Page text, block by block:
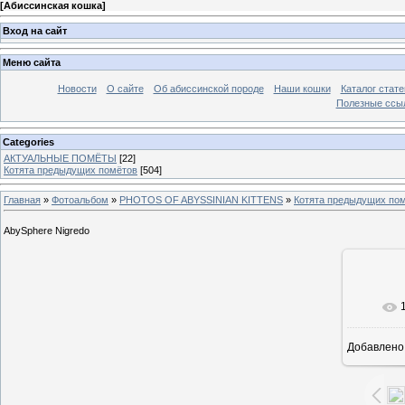
[Абиссинская кошка]
Вход на сайт
Меню сайта
Новости О сайте Об абиссинской породе Наши кошки
Каталог
Полезные
Categories
АКТУАЛЬНЫЕ ПОМЁТЫ [22]
Котята предыдущих помётов [504]
Главная » Фотоальбом » PHOTOS OF ABYSSINIAN KITTENS » Котята предыдущих
AbySphere Nigredo
В
Добавлено